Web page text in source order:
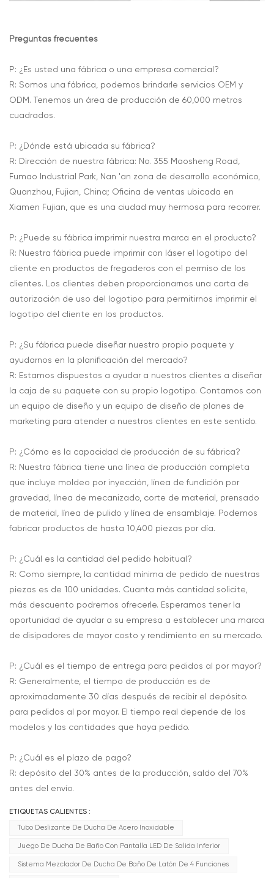
Preguntas frecuentes
P: ¿Es usted una fábrica o una empresa comercial?
R: Somos una fábrica, podemos brindarle servicios OEM y
ODM. Tenemos un área de producción de 60,000 metros
cuadrados.
P: ¿Dónde está ubicada su fábrica?
R: Dirección de nuestra fábrica: No. 355 Maosheng Road,
Fumao Industrial Park, Nan 'an zona de desarrollo económico,
Quanzhou, Fujian, China; Oficina de ventas ubicada en
Xiamen Fujian, que es una ciudad muy hermosa para recorrer.
P: ¿Puede su fábrica imprimir nuestra marca en el producto?
R: Nuestra fábrica puede imprimir con láser el logotipo del
cliente en productos de fregaderos con el permiso de los
clientes. Los clientes deben proporcionarnos una carta de
autorización de uso del logotipo para permitirnos imprimir el
logotipo del cliente en los productos.
P: ¿Su fábrica puede diseñar nuestro propio paquete y
ayudarnos en la planificación del mercado?
R: Estamos dispuestos a ayudar a nuestros clientes a diseñar
la caja de su paquete con su propio logotipo. Contamos con
un equipo de diseño y un equipo de diseño de planes de
marketing para atender a nuestros clientes en este sentido.
P: ¿Cómo es la capacidad de producción de su fábrica?
R: Nuestra fábrica tiene una línea de producción completa
que incluye moldeo por inyección, línea de fundición por
gravedad, línea de mecanizado, corte de material, prensado
de material, línea de pulido y línea de ensamblaje. Podemos
fabricar productos de hasta 10,400 piezas por día.
P: ¿Cuál es la cantidad del pedido habitual?
R: Como siempre, la cantidad mínima de pedido de nuestras
piezas es de 100 unidades. Cuanta más cantidad solicite,
más descuento podremos ofrecerle. Esperamos tener la
oportunidad de ayudar a su empresa a establecer una marca
de disipadores de mayor costo y rendimiento en su mercado.
P: ¿Cuál es el tiempo de entrega para pedidos al por mayor?
R: Generalmente, el tiempo de producción es de
aproximadamente 30 días después de recibir el depósito.
para pedidos al por mayor. El tiempo real depende de los
modelos y las cantidades que haya pedido.
P: ¿Cuál es el plazo de pago?
R: depósito del 30% antes de la producción, saldo del 70%
antes del envío.
ETIQUETAS CALIENTES :
Tubo Deslizante De Ducha De Acero Inoxidable
Juego De Ducha De Baño Con Pantalla LED De Salida Inferior
Sistema Mezclador De Ducha De Baño De Latón De 4 Funciones